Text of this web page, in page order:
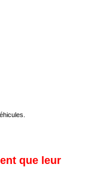
que leur